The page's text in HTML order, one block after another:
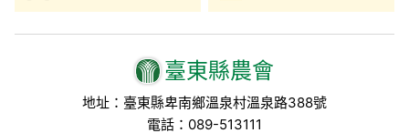
臺東縣農會
地址：臺東縣卑南鄉溫泉村溫泉路388號
電話：089-513111